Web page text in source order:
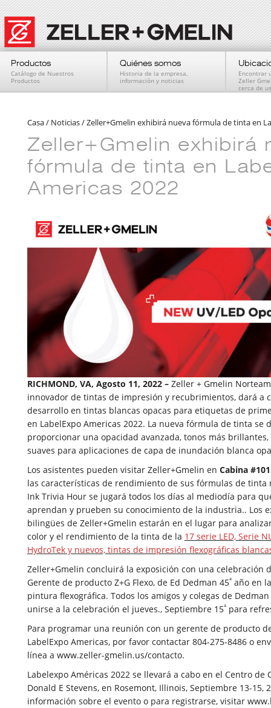
Productos
Catálogo de Nuestros
Productos
Quiénes somos
Historia de la empresa,
información y noticias
Encontrar
Zeller
cerca de
Casa/ Noticias/Zeller+Gmelin exhibirá nueva fórmula de tinta en
Zeller+Gmelin exhibirá
fórmula de tinta en
Americas 2022
RICHMOND, VA, Agosto 11, 2022 – Zeller + Gmelin
innovador de tintas de impresión y recubrimientos, dará a
desarrollo en tintas blancas opacas para etiquetas de
en LabelExpo Americas 2022. La nueva fórmula de tinta se
proporcionar una opacidad avanzada, tonos más brillantes,
suaves para aplicaciones de capa de inundación blanca
Los asistentes pueden visitar Zeller+Gmelin en Cabina
las características de rendimiento de sus fórmulas de tinta
Ink Trivia Hour se jugará todos los días al mediodía para
aprendan y prueben su conocimiento de la industria.. Los
bilingües de Zeller+Gmelin estarán en el lugar para
color y el rendimiento de la tinta de la 17 serie LED, Serie
HydroTek y nuevos, tintas de impresión flexográficas
Zeller+Gmelin concluirá la exposición con una celebración
Gerente de producto Z+G Flexo, de Ed Dedman 45ª año en
pintura flexográfica. Todos los amigos y colegas de
unirse a la celebración el jueves., Septiembre 15ª para
Para programar una reunión con un gerente de producto
LabelExpo Americas, por favor contactar 804-275-8486 o
línea a www.zeller-gmelin.us/contacto.
Labelexpo Américas 2022 se llevará a cabo en el Centro de
Donald E Stevens, en Rosemont, Illinois, Septiembre 13-15,
información sobre el evento o para registrarse, visitar